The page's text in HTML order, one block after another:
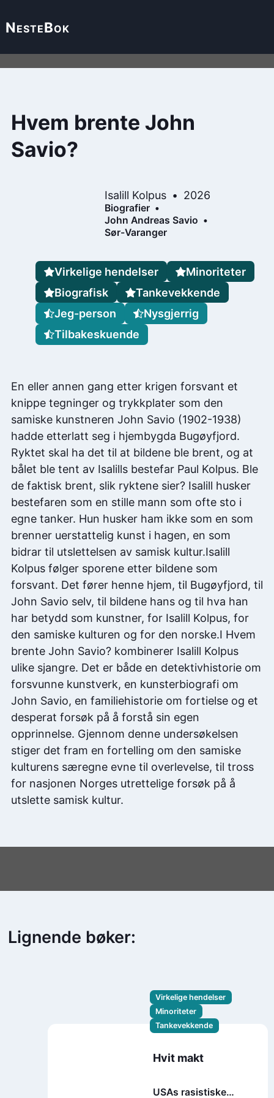
NesteBok
Hvem brente John
Savio?
Isalill Kolpus 2026
Biografier
John Andreas Savio
Sør-Varanger
En eller annen gang etter krigen forsvant et
knippe tegninger og trykkplater som den
samiske kunstneren John Savio (1902-1938)
hadde etterlatt seg i hjembygda Bugøyfjord.
Ryktet skal ha det til at bildene ble brent, og at
bålet ble tent av Isalills bestefar Paul Kolpus. Ble
de faktisk brent, slik ryktene sier? Isalill husker
bestefaren som en stille mann som ofte sto i
egne tanker. Hun husker ham ikke som en som
brenner uerstattelig kunst i hagen, en som
bidrar til utslettelsen av samisk kultur.Isalill
Kolpus følger sporene etter bildene som
forsvant. Det fører henne hjem, til Bugøyfjord, til
John Savio selv, til bildene hans og til hva han
har betydd som kunstner, for Isalill Kolpus, for
den samiske kulturen og for den norske.I Hvem
brente John Savio? kombinerer Isalill Kolpus
ulike sjangre. Det er både en detektivhistorie om
forsvunne kunstverk, en kunsterbiografi om
John Savio, en familiehistorie om fortielse og et
desperat forsøk på å forstå sin egen
opprinnelse. Gjennom denne undersøkelsen
stiger det fram en fortelling om den samiske
kulturens særegne evne til overlevelse, til tross
for nasjonen Norges utrettelige forsøk på å
utslette samisk kultur.
Virkelige hendelser
Minoriteter
Biografisk
Tankevekkende
Jeg-person
Nysgjerrig
Tilbakeskuende
Lignende bøker:
Virkelige hendelser
Minoriteter
Tankevekkende
Hvit makt
USAs rasistiske